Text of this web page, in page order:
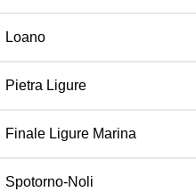
Loano
Pietra Ligure
Finale Ligure Marina
Spotorno-Noli